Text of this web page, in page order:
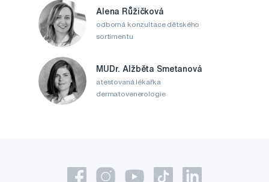
Alena Růžičková
odborná konzultace dětského
sortimentu
MUDr. Alžběta Smetanová
atestovaná lékařka
dermatovenerologie